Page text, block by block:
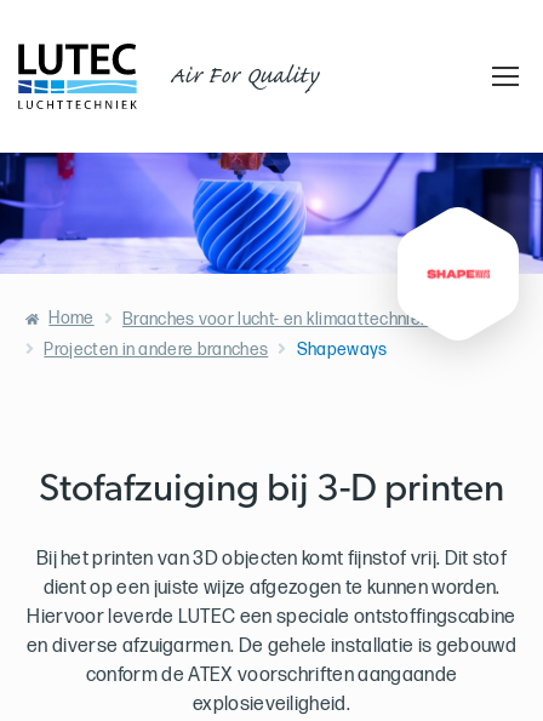
Air For Quality
Home
Branches voor lucht- en klimaattechniek
Projecten in andere branches
Shapeways
Stofafzuiging bij 3-D printen
Bij het printen van 3D objecten komt fijnstof vrij. Dit stof
dient op een juiste wijze afgezogen te kunnen worden.
Hiervoor leverde LUTEC een speciale ontstoffingscabine
en diverse afzuigarmen. De gehele installatie is gebouwd
conform de ATEX voorschriften aangaande
explosieveiligheid.